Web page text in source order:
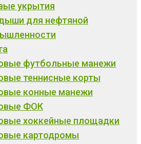
укрытия
для нефтяной
футбольные манежи
теннисные корты
конные манежи
ФОК
хоккейные площадки
картодромы